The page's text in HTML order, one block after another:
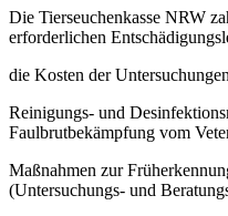
Die Tierseuchenkasse NRW
erforderlichen
die Kosten der
Reinigungs- und
Faulbrutbekämpfung vom
Maßnahmen zur
(Untersuchungs- und